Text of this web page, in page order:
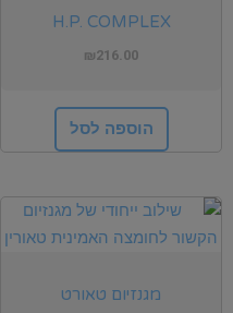
H.P. COMPLEX
₪216.00
הוספה לסל
מגנזיום טאורט